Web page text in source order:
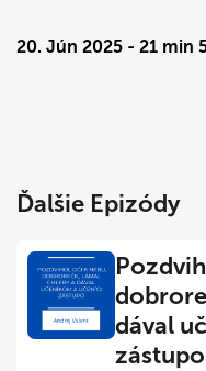
20. Jún 2025 - 21 min
Ďalšie Epizódy
dával